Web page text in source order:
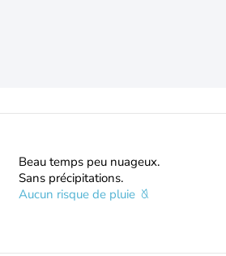
Beau temps peu nuageux.
Sans précipitations.
Aucun risque de pluie